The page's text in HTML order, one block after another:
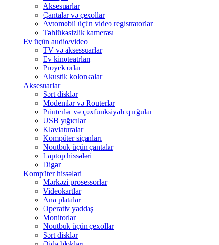
Aksesuarlar
Çantalar və çexollar
Avtomobil üçün video registratorlar
Təhlükəsizlik kamerası
Ev üçün audio/video
TV və aksessuarlar
Ev kinoteatrları
Proyektorlar
Akustik kolonkalar
Aksesuarlar
Sərt disklər
Modemlər və Routerlər
Printerlər və çoxfunksiyalı qurğular
USB yığıcılar
Klaviaturalar
Kompüter siçanları
Noutbuk üçün çantalar
Laptop hissələri
Digər
Kompüter hissələri
Mərkəzi prosessorlar
Videokartlar
Ana platalar
Operativ yaddaş
Monitorlar
Noutbuk üçün çexollar
Sərt disklər